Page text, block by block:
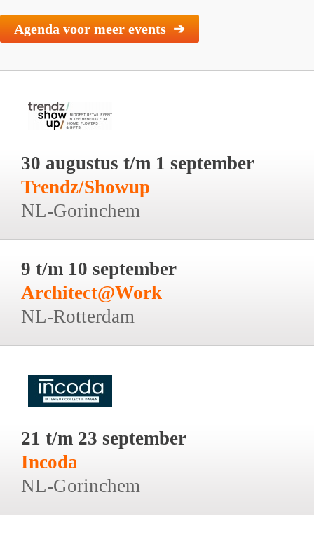
Agenda voor meer events ➔
30 augustus t/m 1 september
Trendz/Showup
NL-Gorinchem
9 t/m 10 september
Architect@Work
NL-Rotterdam
21 t/m 23 september
Incoda
NL-Gorinchem